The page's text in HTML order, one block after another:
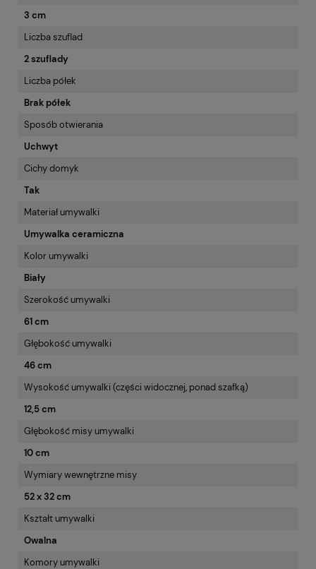
3 cm
Liczba szuflad
2 szuflady
Liczba półek
Brak półek
Sposób otwierania
Uchwyt
Cichy domyk
Tak
Materiał umywalki
Umywalka ceramiczna
Kolor umywalki
Biały
Szerokość umywalki
61 cm
Głębokość umywalki
46 cm
Wysokość umywalki (części widocznej, ponad szafką)
12,5 cm
Głębokość misy umywalki
10 cm
Wymiary wewnętrzne misy
52 x 32 cm
Kształt umywalki
Owalna
Komory umywalki